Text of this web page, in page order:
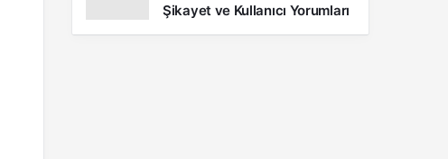
Şikayet ve Kullanıcı Yorumları